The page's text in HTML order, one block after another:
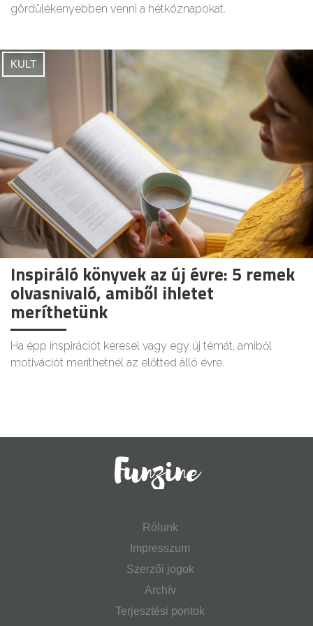
gördülékenyebben venni a hétköznapokat.
KULT
Inspiráló könyvek az új évre: 5 remek
olvasnivaló, amiből ihletet
meríthetünk
Ha épp inspirációt keresel vagy egy új témát, amiből
motivációt meríthetnél az előtted álló évre.
Rólunk
Impresszum
Szerzői jogok
Archív
Terjesztési pontok